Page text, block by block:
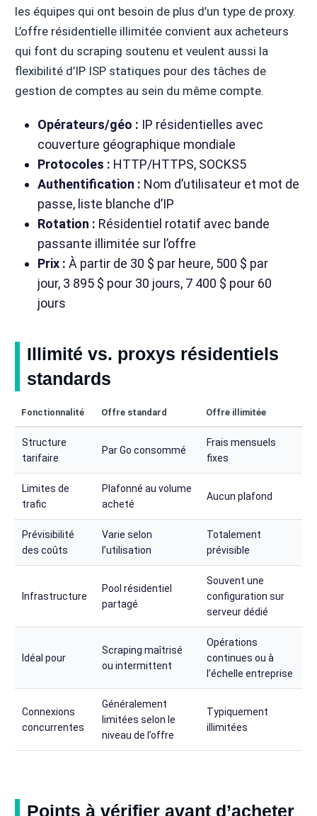
les équipes qui ont besoin de plus d’un type de proxy.
L’offre résidentielle illimitée convient aux acheteurs
qui font du scraping soutenu et veulent aussi la
flexibilité d’IP ISP statiques pour des tâches de
gestion de comptes au sein du même compte.
Opérateurs/géo : IP résidentielles avec
couverture géographique mondiale
Protocoles : HTTP/HTTPS, SOCKS5
Authentification : Nom d’utilisateur et mot de
passe, liste blanche d’IP
Rotation : Résidentiel rotatif avec bande
passante illimitée sur l’offre
Prix : À partir de 30 $ par heure, 500 $ par
jour, 3 895 $ pour 30 jours, 7 400 $ pour 60
jours
Illimité vs. proxys résidentiels
standards
Fonctionnalité Offre standard Offre illimitée
Structure
tarifaire
Par Go consommé
Frais mensuels
fixes
Limites de
trafic
Plafonné au volume
acheté
Aucun plafond
Prévisibilité
des coûts
Varie selon
l’utilisation
Totalement
prévisible
Infrastructure
Pool résidentiel
partagé
Souvent une
configuration sur
serveur dédié
Idéal pour
Scraping maîtrisé
ou intermittent
Opérations
continues ou à
l’échelle entreprise
Connexions
concurrentes
Généralement
limitées selon le
niveau de l’offre
Typiquement
illimitées
Points à vérifier avant d’acheter